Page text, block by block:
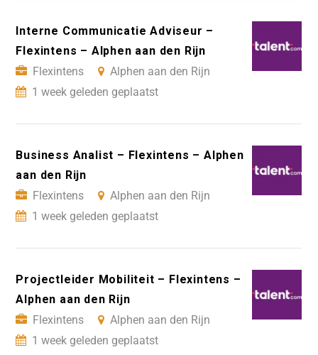
Interne Communicatie Adviseur –
Flexintens – Alphen aan den Rijn
Flexintens
Alphen aan den Rijn
1 week geleden geplaatst
Business Analist – Flexintens – Alphen
aan den Rijn
Flexintens
Alphen aan den Rijn
1 week geleden geplaatst
Projectleider Mobiliteit – Flexintens –
Alphen aan den Rijn
Flexintens
Alphen aan den Rijn
1 week geleden geplaatst